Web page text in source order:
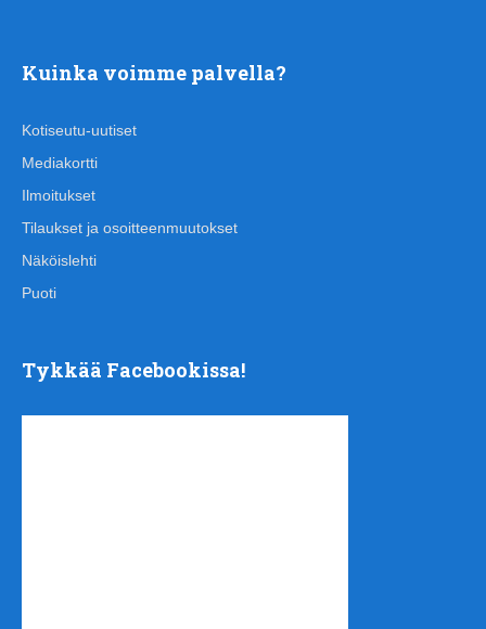
Kuinka voimme palvella?
Kotiseutu-uutiset
Mediakortti
Ilmoitukset
Tilaukset ja osoitteenmuutokset
Näköislehti
Puoti
Tykkää Facebookissa!